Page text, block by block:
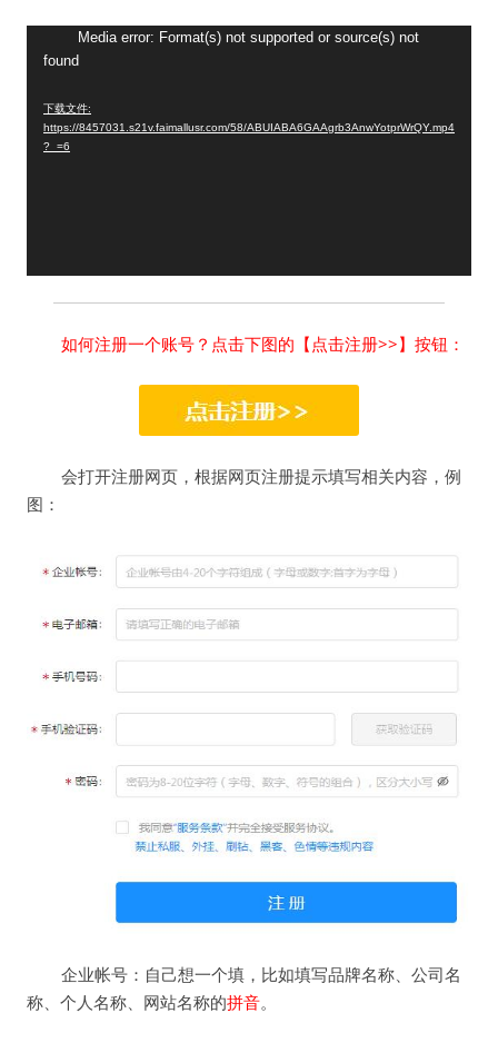
Media error: Format(s) not supported or source(s) not
found
下载文件:
https://8457031.s21v.faimallusr.com/58/ABUIABA6GAAgrb3AnwYotprWrQY.mp4
?_=6
如何注册一个账号？点击下图的【点击注册>>】按钮：
会打开注册网页，根据网页注册提示填写相关内容，例
图：
企业帐号：自己想一个填，比如填写品牌名称、公司名
称、个人名称、网站名称的拼音。